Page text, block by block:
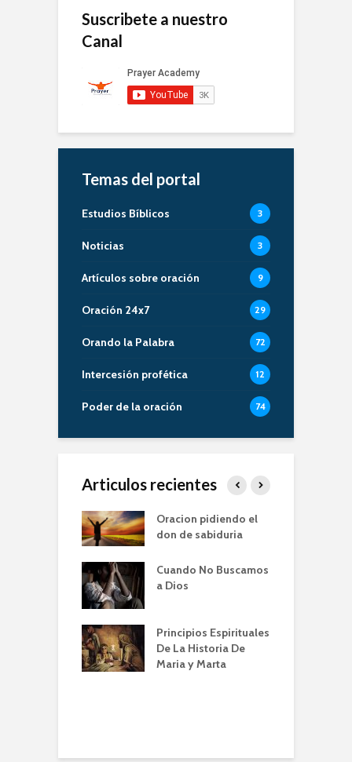
Suscribete a nuestro
Canal
Temas del portal
Estudios Bíblicos 3
Noticias 3
Artículos sobre oración 9
Oración 24x7 29
Orando la Palabra 72
Intercesión profética 12
Poder de la oración 74
Articulos recientes
Oracion pidiendo el
don de sabiduria
Cuando No Buscamos
a Dios
Principios Espirituales
De La Historia De
Maria y Marta